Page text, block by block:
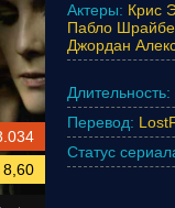
8,60
Актеры: Крис
Пабло
Джордан
Длительность:
Перевод:
Статус